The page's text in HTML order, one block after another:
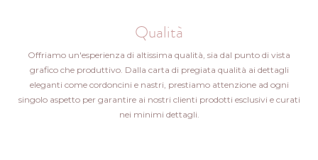
Qualità
Offriamo un'esperienza di altissima qualità, sia dal punto di vista
grafico che produttivo. Dalla carta di pregiata qualità ai dettagli
eleganti come cordoncini e nastri, prestiamo attenzione ad ogni
singolo aspetto per garantire ai nostri clienti prodotti esclusivi e curati
nei minimi dettagli.